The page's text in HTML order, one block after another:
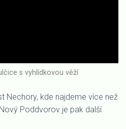
s vyhlídkovou věží
Nechory, kde najdeme více než
Poddvorov je pak další